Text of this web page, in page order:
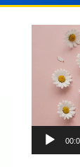
oynatıcı